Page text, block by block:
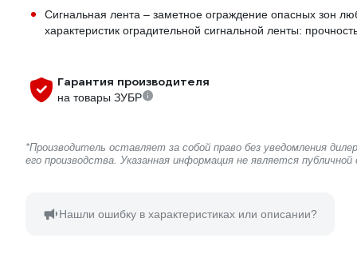
Сигнальная лента – заметное ограждение опасных зон
характеристик оградительной сигнальной ленты:
Гарантия производителя
на товары ЗУБР
*Производитель оставляет за собой право без уведомления
его производства. Указанная информация не является
Нашли ошибку в характеристиках или описании?